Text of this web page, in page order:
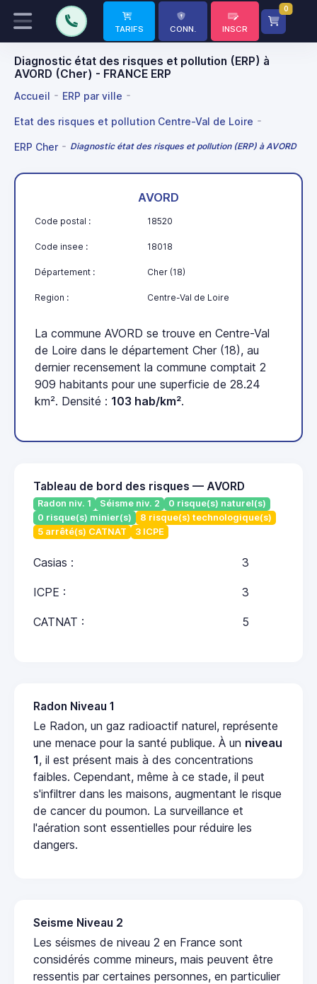
TARIFS CONN. INSCR
0
Diagnostic état des risques et pollution (ERP) à
AVORD (Cher) - FRANCE ERP
Accueil ERP par ville
Etat des risques et pollution Centre-Val de Loire
ERP Cher Diagnostic état des risques et pollution (ERP) à AVORD
AVORD
Code postal : 18520
Code insee : 18018
Département : Cher (18)
Region : Centre-Val de Loire
La commune AVORD se trouve en Centre-Val
de Loire dans le département Cher (18), au
dernier recensement la commune comptait 2
909 habitants pour une superficie de 28.24
km². Densité : 103 hab/km².
Tableau de bord des risques — AVORD
Radon niv. 1 Séisme niv. 2
0 risque(s) naturel(s)
0 risque(s) minier(s)
8 risque(s) technologique(s)
5 arrêté(s) CATNAT
3 ICPE
Casias : 3
ICPE : 3
CATNAT : 5
Radon Niveau 1
Le Radon, un gaz radioactif naturel, représente
une menace pour la santé publique. À un niveau
1, il est présent mais à des concentrations
faibles. Cependant, même à ce stade, il peut
s'infiltrer dans les maisons, augmentant le risque
de cancer du poumon. La surveillance et
l'aération sont essentielles pour réduire les
dangers.
Seisme Niveau 2
Les séismes de niveau 2 en France sont
considérés comme mineurs, mais peuvent être
ressentis par certaines personnes, en particulier